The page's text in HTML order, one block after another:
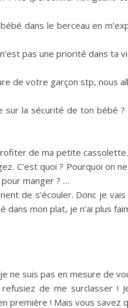
dans le berceau en
pas une priorité dans ta
de votre garçon stp, nous
sur la sécurité de ton bébé ?
de ma petite cassolette.
C’est quoi ? Pourquoi on
manger ? …
de s’écouler. Donc je
mon plat, je n’ai plus
ne suis pas en mesure de
de me surclasser !
première ! Mais vous savez